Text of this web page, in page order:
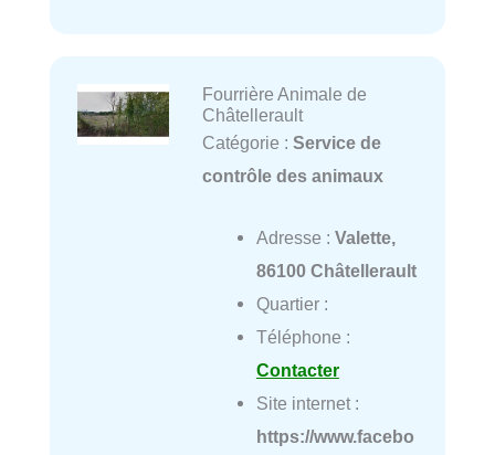
Fourrière Animale de
Châtellerault
Catégorie : Service de
contrôle des animaux
Adresse : Valette,
86100 Châtellerault
Quartier :
Téléphone :
Contacter
Site internet :
https://www.facebo